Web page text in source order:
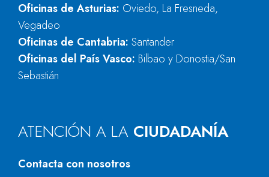
Oficinas de Asturias: Oviedo, La Fresneda,
Vegadeo
Oficinas de Cantabria: Santander
Oficinas del País Vasco: Bilbao y Donostia/San
Sebastián
ATENCIÓN A LA CIUDADANÍA
Contacta con nosotros